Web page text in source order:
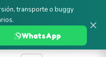
×
transporte o buggy
WhatsApp